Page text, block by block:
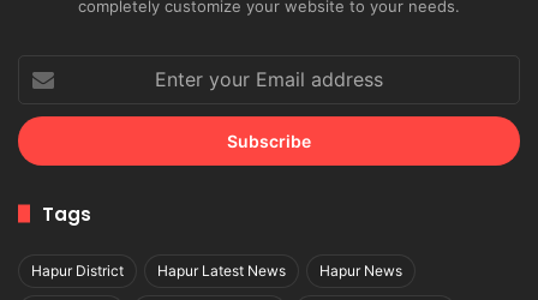
completely customize your website to your needs.
your
Email
address
Tags
Hapur District Hapur Latest News Hapur News